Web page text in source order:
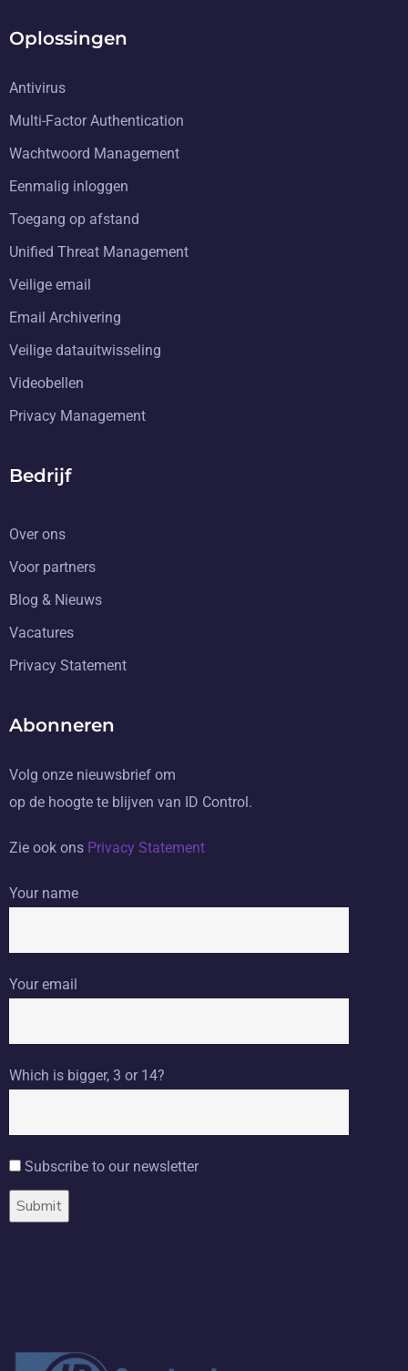
Oplossingen
Antivirus
Multi-Factor Authentication
Wachtwoord Management
Eenmalig inloggen
Toegang op afstand
Unified Threat Management
Veilige email
Email Archivering
Veilige datauitwisseling
Videobellen
Privacy Management
Bedrijf
Over ons
Voor partners
Blog & Nieuws
Vacatures
Privacy Statement
Abonneren
Volg onze nieuwsbrief om
op de hoogte te blijven van ID Control.
Zie ook ons Privacy Statement
Your name
Your email
Which is bigger, 3 or 14?
Subscribe to our newsletter